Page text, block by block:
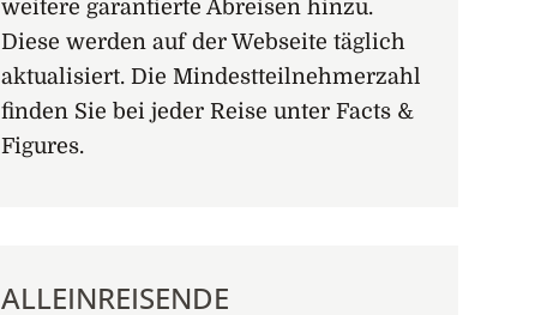
weitere garantierte Abreisen hinzu.
Diese werden auf der Webseite täglich
aktualisiert. Die Mindestteilnehmerzahl
finden Sie bei jeder Reise unter Facts &
Figures.
ALLEINREISENDE